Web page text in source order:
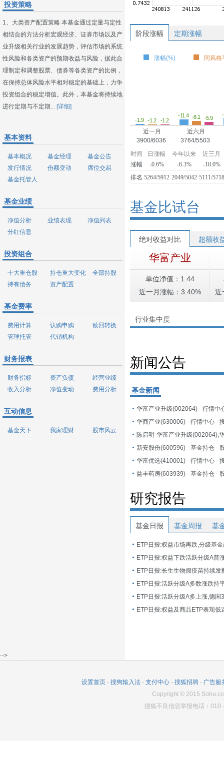
投资策略
1、大类资产配置策略 本基金通过定量与定性
相结合的方法分析宏观经济、证券市场以及产
业升级相关行业的发展趋势，评估市场的系统
性风险和各类资产的预期收益与风险，据此合
理制定和调整股票、债券等各类资产的比例，
在保持总体风险水平相对稳定的基础上，力争
投资组合的稳定增值。此外，本基金将持续地
进行定期与不定期... [详细]
基本资料
基本概况 基金经理
基金公告
发行情况
份额变动
席位交易
基金托管人
基金业绩
净值分析 业绩表现
净值列表
分红信息
投资组合
十大重仓股 持仓重大变化
全部持股
持有债务
资产配置
基金费率
费用计算 认购申购
赎回转换
管理托管
代销机构
财务报表
财务指标 资产负债
经营业绩
收入分析
净值变动 费用分析
互动信息
基金天下 我家理财 股市风云
阶段涨幅 定期涨幅
涨幅(%) 同风格
-1.9 -1.2 -1.2
近一月
3900/6036
-11.4 -8.1 -5.9
近六月
3764/5503
时间 日涨幅 今年以来
近三月
涨幅
-0.6% -6.3%
-18.0%
排名 5264/5912 2049/5042 5111/5718
基金比试台
绝对收益对比 超额收
华富产业
单位净值：1.44
近一月涨幅：3.40%
近
行业集中度
新闻公告
基金新闻
华富产业升级(002064) - 行情中
华商产业(630006) - 行情中心 -
陈启明-华富产业升级(002064),
华富优选(410001) - 行情中心 -
研究报告
基金日报 基金周报 基
ETP日报:权益市场再跌,分级基
ETP日报:长生生物假疫苗持续发
ETP日报:活跃分级A多数涨跌持
ETP日报:活跃分级A多上涨,德国
-->
设置首页 - 搜狗输入法 - 支付中心 - 搜狐招聘 - 广告服
Copyright© 2015
搜狐不良信息举报电话：010